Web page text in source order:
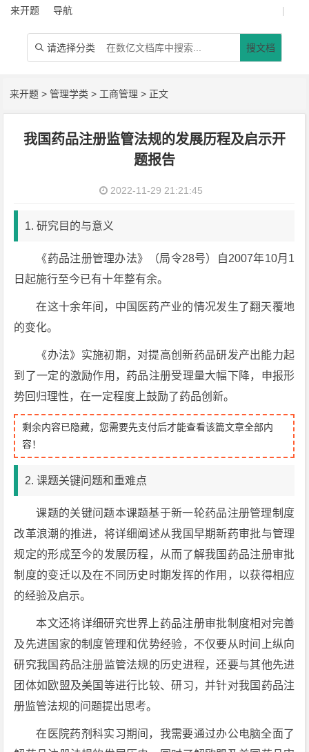
来开题 导航 |
 请选择分类 搜文档
来开题 >管理学类 > 工商管理 > 正文
我国药品注册监管法规的发展历程及启示开
题报告
2022-11-29 21:21:45
1. 研究目的与意义
《药品注册管理办法》（局令28号）自2007年10月1
日起施行至今已有十年整有余。
在这十余年间，中国医药产业的情况发生了翻天覆地
的变化。
《办法》实施初期，对提高创新药品研发产出能力起
到了一定的激励作用，药品注册受理量大幅下降，申报形
势回归理性，在一定程度上鼓励了药品创新。
剩余内容已隐藏，您需要先支付后才能查看该篇文章全部内
容！
2. 课题关键问题和重难点
课题的关键问题本课题基于新一轮药品注册管理制度
改革浪潮的推进，将详细阐述从我国早期新药审批与管理
规定的形成至今的发展历程，从而了解我国药品注册审批
制度的变迁以及在不同历史时期发挥的作用，以获得相应
的经验及启示。
本文还将详细研究世界上药品注册审批制度相对完善
及先进国家的制度管理和优势经验，不仅要从时间上纵向
研究我国药品注册监管法规的历史进程，还要与其他先进
团体如欧盟及美国等进行比较、研习，并针对我国药品注
册监管法规的问题提出思考。
在医院药剂科实习期间，我需要通过办公电脑全面了